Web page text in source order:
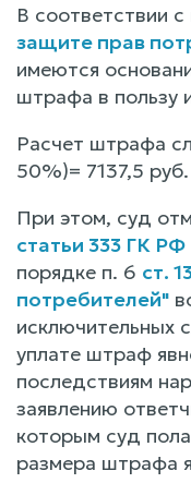
В соответствии с
защите прав
имеются
штрафа в пользу
Расчет штрафа
50%)= 7137,5 руб.
При этом, суд
статьи 333 ГК РФ
порядке п. 6 ст.
потребителей"
исключительных
уплате штраф
последствиям
заявлению
которым суд
размера штрафа